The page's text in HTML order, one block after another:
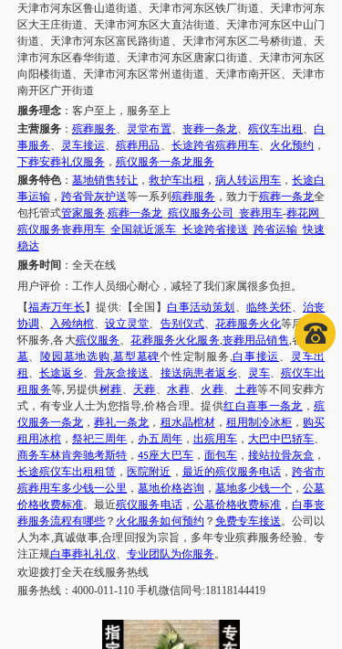
天津市河东区鲁山道街道、天津市河东区铁厂街道、天津市河东
区大王庄街道、天津市河东区大直沽街道、天津市河东区中山门
街道、天津市河东区富民路街道、天津市河东区二号桥街道、天
津市河东区春华街道、天津市河东区唐家口街道、天津市河东区
向阳楼街道、天津市河东区常州道街道、天津市南开区、天津市
南开区广开街道
服务理念：客户至上，服务至上
主营服务：殡葬服务、 灵堂布置、 丧葬一条龙、 殡仪车出租 、白
事服务、 灵车接运、殡葬用品、 长途跨省殡葬用车、 火化预约 ，
下葬安葬礼仪服务， 殡仪服务一条龙服务
服务特色：墓地销售转让 ，救护车出租 ， 病人转运用车 ，长途白
事运输， 跨省骨灰护送等一系列 殡葬服务，致力于殡葬一条龙全
包托管式管家服务.殡葬一条龙 _殡仪服务公司 _丧葬用车-葬花网
殡仪服务丧葬用车 _全国就近派车 长途跨省接送 跨省运输 _快速
稳达
服务时间 ： 全天在线
用户评价： 工作人员细心耐心，减轻了我们家属很多负担。
【福寿万年长 】提供:【全国】白事活动策划 、 临终关怀、 治丧
协调 、 入殓纳棺、设立灵堂、 告别仪式、 花葬服务火化等后续关
怀服务,各大殡仪服务、花葬服务火化服务,丧葬用品销售,各大公
墓、 陵园墓地选购,墓型墓碑个性定制服务,白事接运、 灵车出
租 、 长途返乡、骨灰盒接送、 接送病患者返乡、 灵车、殡仪车出
租服务等,另提供树葬、 天葬、水葬、 火葬、 土葬等不同安葬方
式，有专业人士为您指导,价格合理。提供红白喜事一条龙 ，殡
仪服务一条龙 ，葬礼一条龙 ， 租水晶棺材， 租用制冷冰柜 ， 购买
租用冰棺，祭祀三周年 ， 办五周年， 出殡用车， 大巴中巴轿车、
商务车林肯奔驰考斯特 ，45座大巴车， 面包车， 接站拉骨灰盒 ，
长途殡仪车出租租赁 ， 医院附近 ， 最近的殡仪服务电话 ，跨省市
殡葬用车多少钱一公里 ，墓地价格咨询 ， 墓地多少钱一个 ，公墓
价格收费标准。最近殡仪服务电话， 公墓价格收费标准 ，白事丧
葬服务流程有哪些 ？ 火化服务如何预约 ？ 免费专车接送。公司以
人为本,真诚做事,合理回报为宗旨，多年专业殡葬服务经验、专
注正规白事葬礼礼仪、 专业团队为你服务。
欢迎拨打全天在线服务热线
服务热线： 4000-011-110 手机微信同号:18118144419